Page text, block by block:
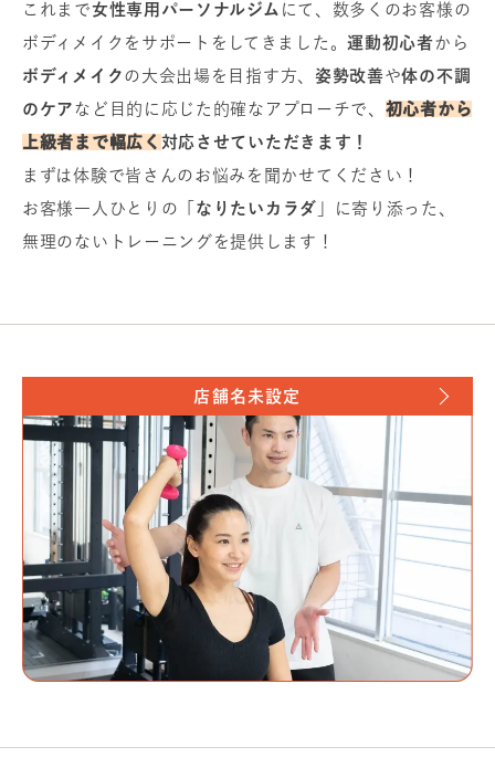
これまで女性専用パーソナルジム にて、数多くのお客様の
ボディメイクをサポートをしてきました。運動初心者から
ボディメイク の大会出場を目指す方、 姿勢改善や体の不調
のケア など目的に応じた的確なアプローチで、 初心者から
上級者まで幅広く 対応させていただきます！
まずは体験で皆さんのお悩みを聞かせてください！
お客様一人ひとりの「 なりたいカラダ
」に寄り添った、
無理のないトレーニングを提供します！
店舗名未設定